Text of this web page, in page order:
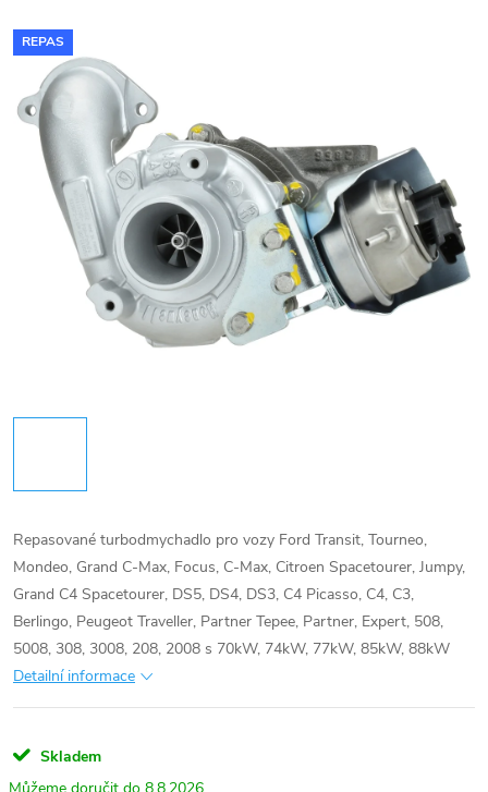
REPAS
Repasované turbodmychadlo pro vozy Ford Transit, Tourneo,
Mondeo, Grand C-Max, Focus, C-Max, Citroen Spacetourer, Jumpy,
Grand C4 Spacetourer, DS5, DS4, DS3, C4 Picasso, C4, C3,
Berlingo, Peugeot Traveller, Partner Tepee, Partner, Expert, 508,
5008, 308, 3008, 208, 2008 s 70kW, 74kW, 77kW, 85kW, 88kW
Detailní informace
Skladem
8.8.2026